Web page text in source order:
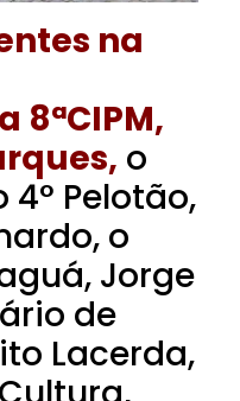
na
8ªCIPM,
o
Pelotão,
o
Jorge
de
Lacerda,